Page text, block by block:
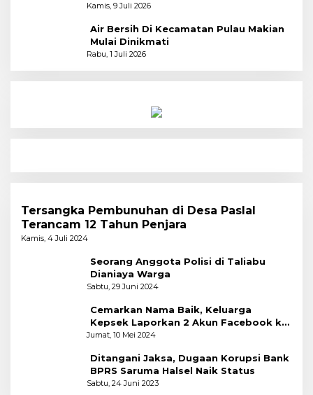
Kamis, 9 Juli 2026
Air Bersih Di Kecamatan Pulau Makian
Mulai Dinikmati
Rabu, 1 Juli 2026
Tersangka Pembunuhan di Desa Paslal
Terancam 12 Tahun Penjara
Kamis, 4 Juli 2024
Seorang Anggota Polisi di Taliabu
Dianiaya Warga
Sabtu, 29 Juni 2024
Cemarkan Nama Baik, Keluarga
Kepsek Laporkan 2 Akun Facebook ke
Polres
Jumat, 10 Mei 2024
Ditangani Jaksa, Dugaan Korupsi Bank
BPRS Saruma Halsel Naik Status
Sabtu, 24 Juni 2023